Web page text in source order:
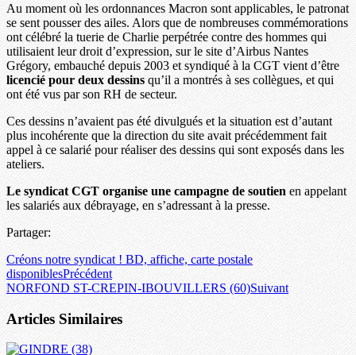
Au moment où les ordonnances Macron sont applicables, le patronat
se sent pousser des ailes. Alors que de nombreuses commémorations
ont célébré la tuerie de Charlie perpétrée contre des hommes qui
utilisaient leur droit d’expression, sur le site d’Airbus Nantes
Grégory, embauché depuis 2003 et syndiqué à la CGT vient d’être
licencié pour deux dessins qu’il a montrés à ses collègues, et qui
ont été vus par son RH de secteur.
Ces dessins n’avaient pas été divulgués et la situation est d’autant
plus incohérente que la direction du site avait précédemment fait
appel à ce salarié pour réaliser des dessins qui sont exposés dans les
ateliers.
Le syndicat CGT organise une campagne de soutien en appelant
les salariés aux débrayage, en s’adressant à la presse.
Partager:
Créons notre syndicat ! BD, affiche, carte postale
disponiblesPrécédent
NORFOND ST-CREPIN-IBOUVILLERS (60)Suivant
Articles Similaires